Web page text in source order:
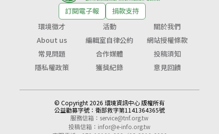
訂閱電子報
捐款支持
環境徵才
活動
關於我們
About us
編輯室自律公約
網站授權條款
常見問題
合作媒體
投稿須知
隱私權政策
獲獎紀錄 意見回饋
© Copyright 2026 環境資訊中心 版權所有
公益勸募字號： 衛部救字第1141364365號
服務信箱： service@tnf.org.tw
投稿信箱： infor@e-info.org.tw